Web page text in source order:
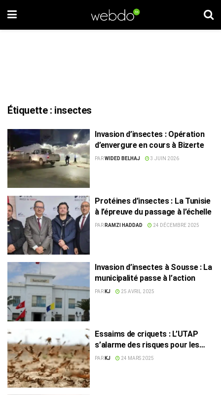
Étiquette : insectes
Invasion d’insectes : Opération
d’envergure en cours à Bizerte
PARWIDED BELHAJ 3 JUIN 2026
Protéines d’insectes : La Tunisie
à l’épreuve du passage à l’échelle
PAR RAMZI HADDAD 24 DÉCEMBRE 2025
Invasion d’insectes à Sousse : La
municipalité passe à l’action
PAR KJ 25 AVRIL 2025
Essaims de criquets : L’UTAP
s’alarme des risques pour les
récoltes
PAR KJ 24 MARS 2025